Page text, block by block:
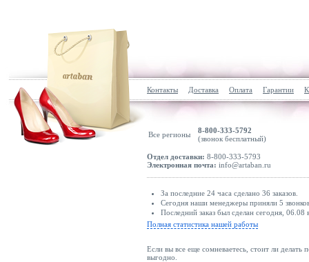
Контакты Доставка Оплата Гарантии
Все регионы
8-800-333-5792
(звонок бесплатный)
Отдел доставки: 8-800-333-5793
Электронная почта: info@artaban.ru
За последние 24 часа сделано 36 заказов.
Сегодня наши менеджеры приняли 5
Последний заказ был сделан сегодня,
Полная статистика нашей работы
Если вы все еще сомневаетесь, стоит ли делать
выгодно.